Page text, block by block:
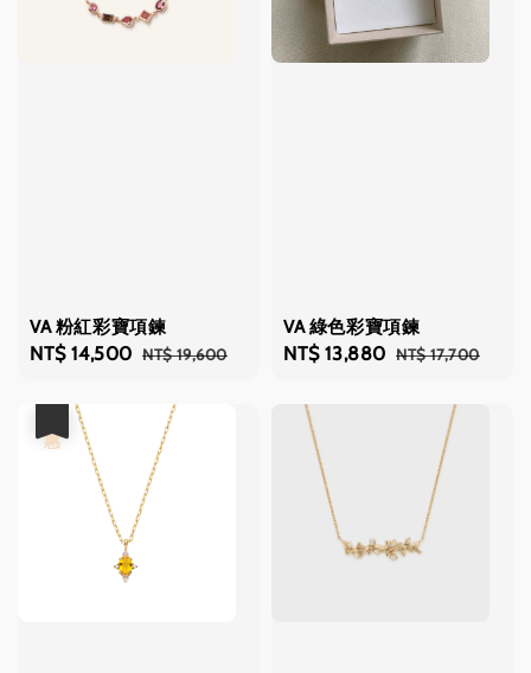
VA 粉紅彩寶項鍊
Sale
NT$ 14,500 Regular
NT$ 19,600
VA 綠色彩寶項鍊
Sale
NT$ 13,880 Regular
NT$ 17,700